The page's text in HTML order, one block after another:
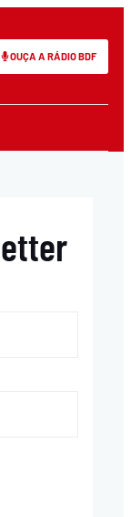
OUÇA A RÁDIO BDF